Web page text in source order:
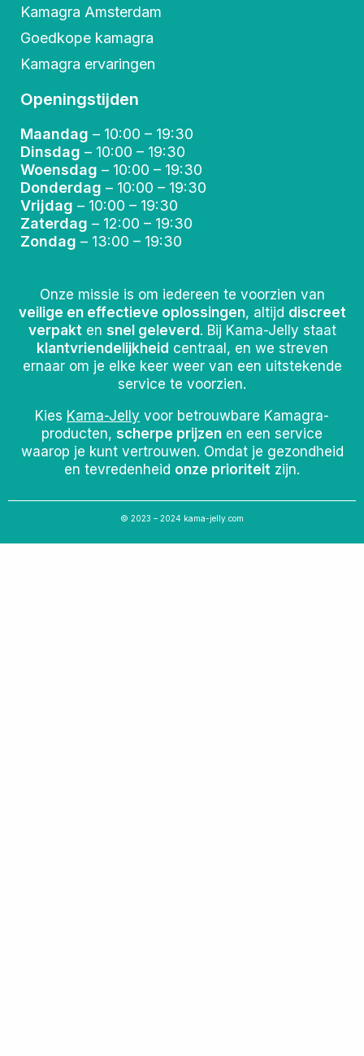
Kamagra Amsterdam
Goedkope kamagra
Kamagra ervaringen
Openingstijden
Maandag – 10:00 – 19:30
Dinsdag – 10:00 – 19:30
Woensdag – 10:00 – 19:30
Donderdag – 10:00 – 19:30
Vrijdag – 10:00 – 19:30
Zaterdag – 12:00 – 19:30
Zondag – 13:00 – 19:30
Onze missie is om iedereen te voorzien van
veilige en effectieve oplossingen, altijd discreet
verpakten snel geleverd . Bij Kama-Jelly staat
klantvriendelijkheid centraal, en we streven
ernaar om je elke keer weer van een uitstekende
service te voorzien.
Kies Kama-Jelly voor betrouwbare Kamagra-
producten, scherpe prijzen en een service
waarop je kunt vertrouwen. Omdat je gezondheid
en tevredenheid onze prioriteit zijn.
© 2023 – 2024 kama-jelly.com